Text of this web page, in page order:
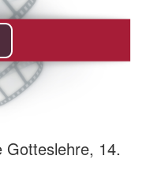
Gotteslehre, 14.